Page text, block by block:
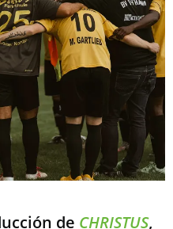
de CHRISTUS,